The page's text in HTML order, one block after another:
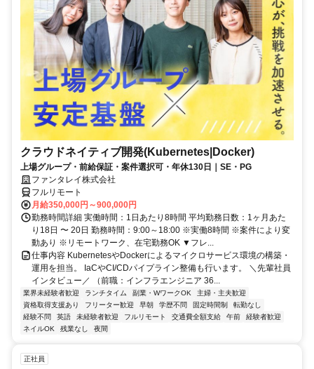
クラウドネイティブ開発(Kubernetes|Docker)
上場グループ・前給保証・案件選択可・年休130日｜SE・PG
ファンタレイ株式会社
フルリモート
月給350,000円～900,000円
勤務時間詳細 実働時間：1日あたり8時間 平均勤務日数：1ヶ月あた
り18日 〜 20日 勤務時間：9:00～18:00 ※実働8時間 ※案件により変
動あり ※リモートワーク、在宅勤務OK ▼フレ...
仕事内容 KubernetesやDockerによるマイクロサービス環境の構築・
運用を担当。 IaCやCI/CDパイプライン整備も行います。 ＼先輩社員
インタビュー／ （前職：インフラエンジニア 36...
業界未経験者歓迎 ランチタイム 副業・WワークOK
主婦・主夫歓迎
資格取得支援あり
フリーター歓迎 早朝 学歴不問 固定時間制
転勤なし
経験不問
英語 未経験者歓迎 フルリモート 交通費全額支給 午前
経験者歓迎
ネイルOK
残業なし 夜間
正社員